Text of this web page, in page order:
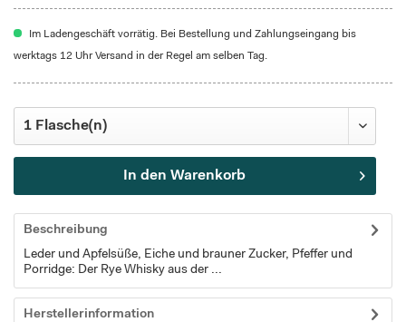
Im Ladengeschäft vorrätig. Bei Bestellung und Zahlungseingang bis
werktags 12 Uhr Versand in der Regel am selben Tag.
In den Warenkorb
Beschreibung
Leder und Apfelsüße, Eiche und brauner Zucker, Pfeffer und
Porridge: Der Rye Whisky aus der ...
Herstellerinformation